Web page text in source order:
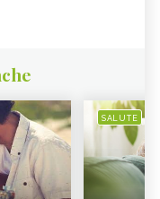
SALUTE